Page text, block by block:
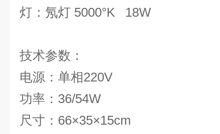
灯：氖灯 5000°K 18W
技术参
电源：单相220V
功率：36/54W
尺寸：66×35×15cm